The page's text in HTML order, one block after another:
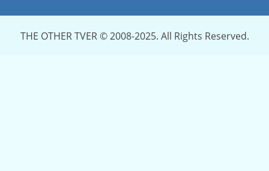
THE OTHER TVER © 2008-2025. All Rights Reserved.